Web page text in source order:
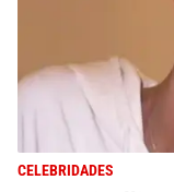
CELEBRIDADES